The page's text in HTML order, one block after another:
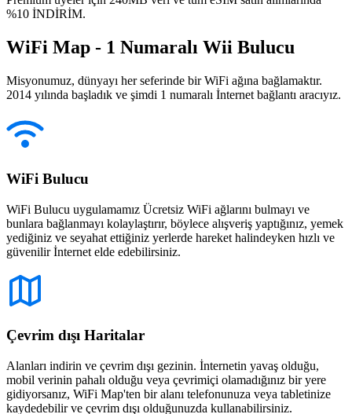
%10 İNDİRİM.
WiFi Map - 1 Numaralı Wii Bulucu
Misyonumuz, dünyayı her seferinde bir WiFi ağına bağlamaktır.
2014 yılında başladık ve şimdi 1 numaralı İnternet bağlantı aracıyız.
WiFi Bulucu
WiFi Bulucu uygulamamız Ücretsiz WiFi ağlarını bulmayı ve
bunlara bağlanmayı kolaylaştırır, böylece alışveriş yaptığınız, yemek
yediğiniz ve seyahat ettiğiniz yerlerde hareket halindeyken hızlı ve
güvenilir İnternet elde edebilirsiniz.
Çevrim dışı Haritalar
Alanları indirin ve çevrim dışı gezinin. İnternetin yavaş olduğu,
mobil verinin pahalı olduğu veya çevrimiçi olamadığınız bir yere
gidiyorsanız, WiFi Map'ten bir alanı telefonunuza veya tabletinize
kaydedebilir ve çevrim dışı olduğunuzda kullanabilirsiniz.